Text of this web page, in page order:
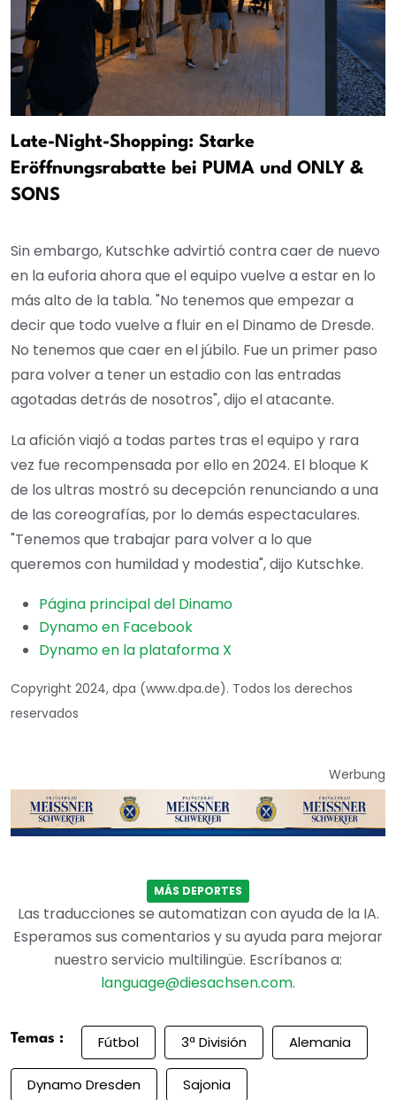
Late-Night-Shopping: Starke
Eröffnungsrabatte bei PUMA und ONLY &
SONS
Sin embargo, Kutschke advirtió contra caer de nuevo
en la euforia ahora que el equipo vuelve a estar en lo
más alto de la tabla. "No tenemos que empezar a
decir que todo vuelve a fluir en el Dinamo de Dresde.
No tenemos que caer en el júbilo. Fue un primer paso
para volver a tener un estadio con las entradas
agotadas detrás de nosotros", dijo el atacante.
La afición viajó a todas partes tras el equipo y rara
vez fue recompensada por ello en 2024. El bloque K
de los ultras mostró su decepción renunciando a una
de las coreografías, por lo demás espectaculares.
"Tenemos que trabajar para volver a lo que
queremos con humildad y modestia", dijo Kutschke.
Página principal del Dinamo
Dynamo en Facebook
Dynamo en la plataforma X
Copyright 2024, dpa (www.dpa.de). Todos los derechos
reservados
Werbung
MÁS DEPORTES
Las traducciones se automatizan con ayuda de la IA.
Esperamos sus comentarios y su ayuda para mejorar
nuestro servicio multilingüe. Escríbanos a:
language@diesachsen.com.
Temas : Fútbol 3ª División Alemania
Dynamo Dresden Sajonia